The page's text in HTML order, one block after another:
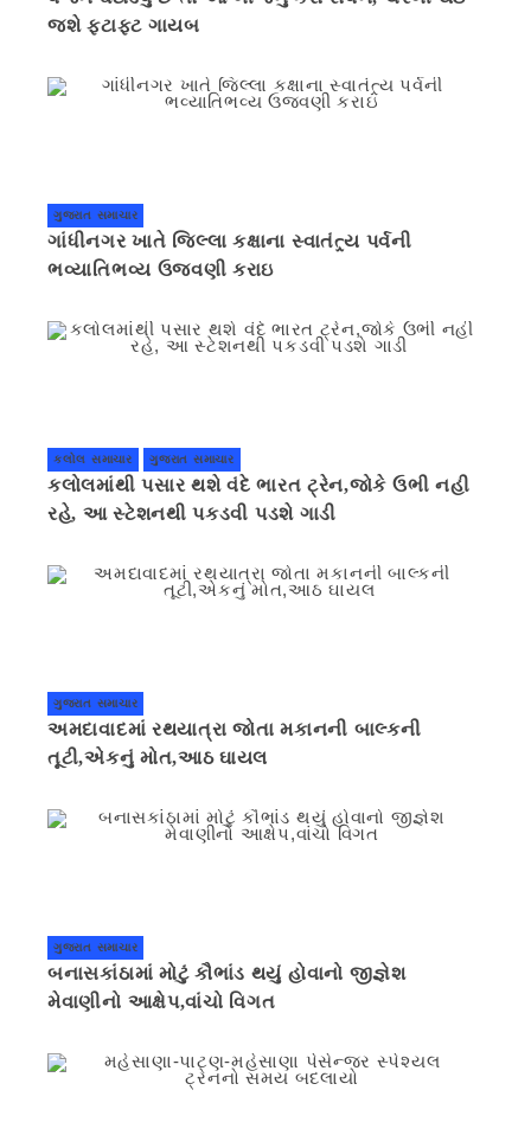
જશે ફટાફટ ગાયબ
ગુજરાત સમાચાર
ગાંધીનગર ખાતે જિલ્લા કક્ષાના સ્વાતંત્ર્ય પર્વની
ભવ્યાતિભવ્ય ઉજવણી કરાઇ
કલોલ સમાચાર ગુજરાત સમાચાર
કલોલમાંથી પસાર થશે વંદે ભારત ટ્રેન,જોકે ઉભી નહી
રહે, આ સ્ટેશનથી પકડવી પડશે ગાડી
ગુજરાત સમાચાર
અમદાવાદમાં રથયાત્રા જોતા મકાનની બાલ્કની
તૂટી,એકનું મોત,આઠ ઘાયલ
ગુજરાત સમાચાર
બનાસકાંઠામાં મોટું કૌભાંડ થયું હોવાનો જીજ્ઞેશ
મેવાણીનો આક્ષેપ,વાંચો વિગત